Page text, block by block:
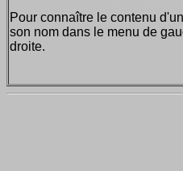
Pour connaître le contenu
son nom dans le menu de
droite.